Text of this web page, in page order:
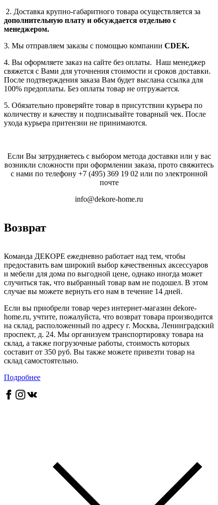
2. Доставка крупно-габаритного товара осуществляется за
дополнительную плату и обсуждается отдельно с
менеджером.
3. Мы отправляем заказы с помощью компании СDEK.
4. Вы оформляете заказ на сайте без оплаты. Наш менеджер
свяжется с Вами для уточнения стоимости и сроков доставки.
После подтверждения заказа Вам будет выслана ссылка для
100% предоплаты. Без оплаты товар не отгружается.
5. Обязательно проверяйте товар в присутствии курьера по
количеству и качеству и подписывайте товарный чек. После
ухода курьера притензии не принимаются.
Если Вы затрудняетесь с выбором метода доставки или у вас
возникли сложности при оформлении заказа, прото свяжитесь
с нами по телефону +7 (495) 369 19 02 или по электронной
почте
info@dekore-home.ru
Возврат
Команда ДЕКОРЕ ежедневно работает над тем, чтобы
предоставить вам широкий выбор качественных аксессуаров
и мебели для дома по выгодной цене, однако иногда может
случиться так, что выбранный товар вам не подошел. В этом
случае вы можете вернуть его нам в течение 14 дней.
Если вы приобрели товар через интернет-магазин dekore-
home.ru, учтите, пожалуйста, что возврат товара производится
на склад, расположенный по адресу г. Москва, Ленинградский
проспект, д. 24. Мы организуем транспортировку товара на
склад, а также погрузочные работы, стоимость которых
составит от 350 руб. Вы также можете привезти товар на
склад самостоятельно.
Подробнее